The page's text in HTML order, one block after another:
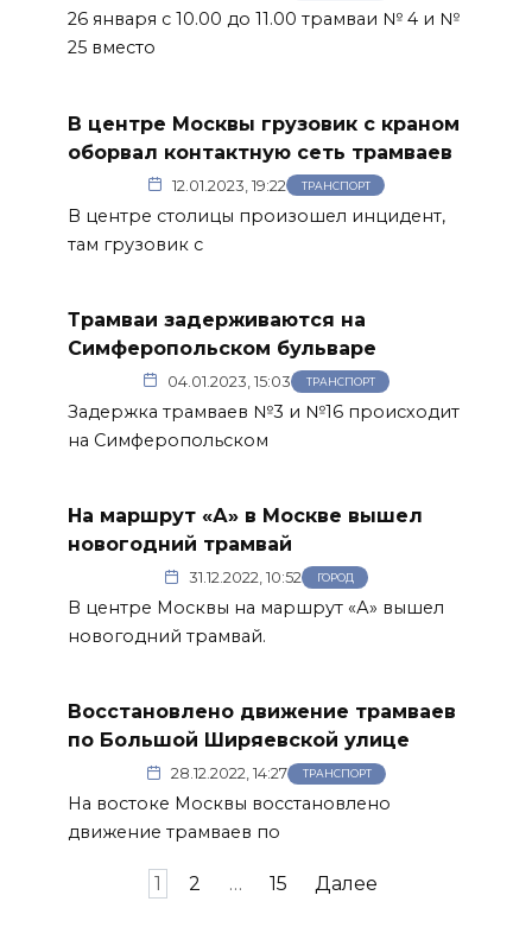
26 января с 10.00 до 11.00 трамваи № 4 и №
25 вместо
В центре Москвы грузовик с краном
оборвал контактную сеть трамваев
12.01.2023, 19:22 ТРАНСПОРТ
В центре столицы произошел инцидент,
там грузовик с
Трамваи задерживаются на
Симферопольском бульваре
04.01.2023, 15:03 ТРАНСПОРТ
Задержка трамваев №3 и №16 происходит
на Симферопольском
На маршрут «А» в Москве вышел
новогодний трамвай
31.12.2022, 10:52 ГОРОД
В центре Москвы на маршрут «А» вышел
новогодний трамвай.
Восстановлено движение трамваев
по Большой Ширяевской улице
28.12.2022, 14:27 ТРАНСПОРТ
На востоке Москвы восстановлено
движение трамваев по
1 2 … 15 Далее